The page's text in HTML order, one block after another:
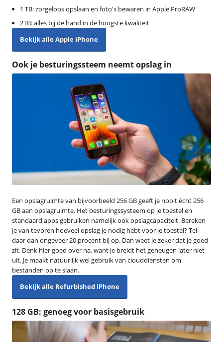
1 TB: zorgeloos opslaan en foto's bewaren in Apple ProRAW
2TB: alles bij de hand in de hoogste kwaliteit
Bekijk alle Apple iPhone
Ook je besturingssteem neemt opslag in
Een opslagruimte van bijvoorbeeld 256 GB geeft je nooit écht 256
GB aan opslagruimte. Het besturingssysteem op je toestel en
standaard apps gebruiken namelijk ook opslagcapaciteit. Bereken
je van tevoren hoeveel opslag je nodig hebt voor je toestel? Tel
daar dan ongeveer 20 procent bij op. Dan weet je zeker dat je goed
zit. Denk hier goed over na, want je breidt het geheugen later niet
uit. Je maakt natuurlijk wel gebruik van clouddiensten om
bestanden op te slaan.
Bekijk alle Refurbished iPhone
128 GB: genoeg voor basisgebruik